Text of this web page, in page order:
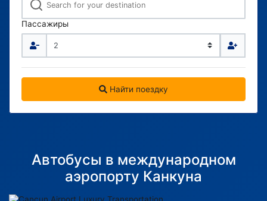
Пассажиры
Найти поездку
Автобусы в международном
аэропорту Канкуна